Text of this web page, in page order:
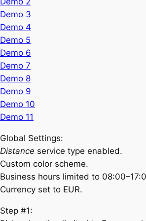
Demo 3
Demo 4
Demo 5
Demo 6
Demo 7
Demo 8
Demo 9
Demo 10
Demo 11
Global Settings:
Distance service type enabled.
Custom color scheme.
Business hours limited to
Currency set to EUR.
Step #1: